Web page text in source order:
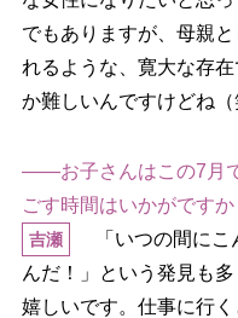
でもありますが、母親
れるような、寛大な存
か難しいんですけどね（
――お子さんはこの7月
ごす時間はいかがですか
吉瀬
「いつの間にこ
んだ！」という発見も
嬉しいです。仕事に行